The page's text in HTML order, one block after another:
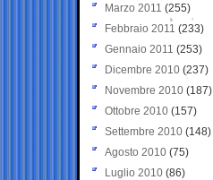
Marzo 2011 (255)
Febbraio 2011 (233)
Gennaio 2011 (253)
Dicembre 2010 (237)
Novembre 2010 (187)
Ottobre 2010 (157)
Settembre 2010 (148)
Agosto 2010 (75)
Luglio 2010 (86)